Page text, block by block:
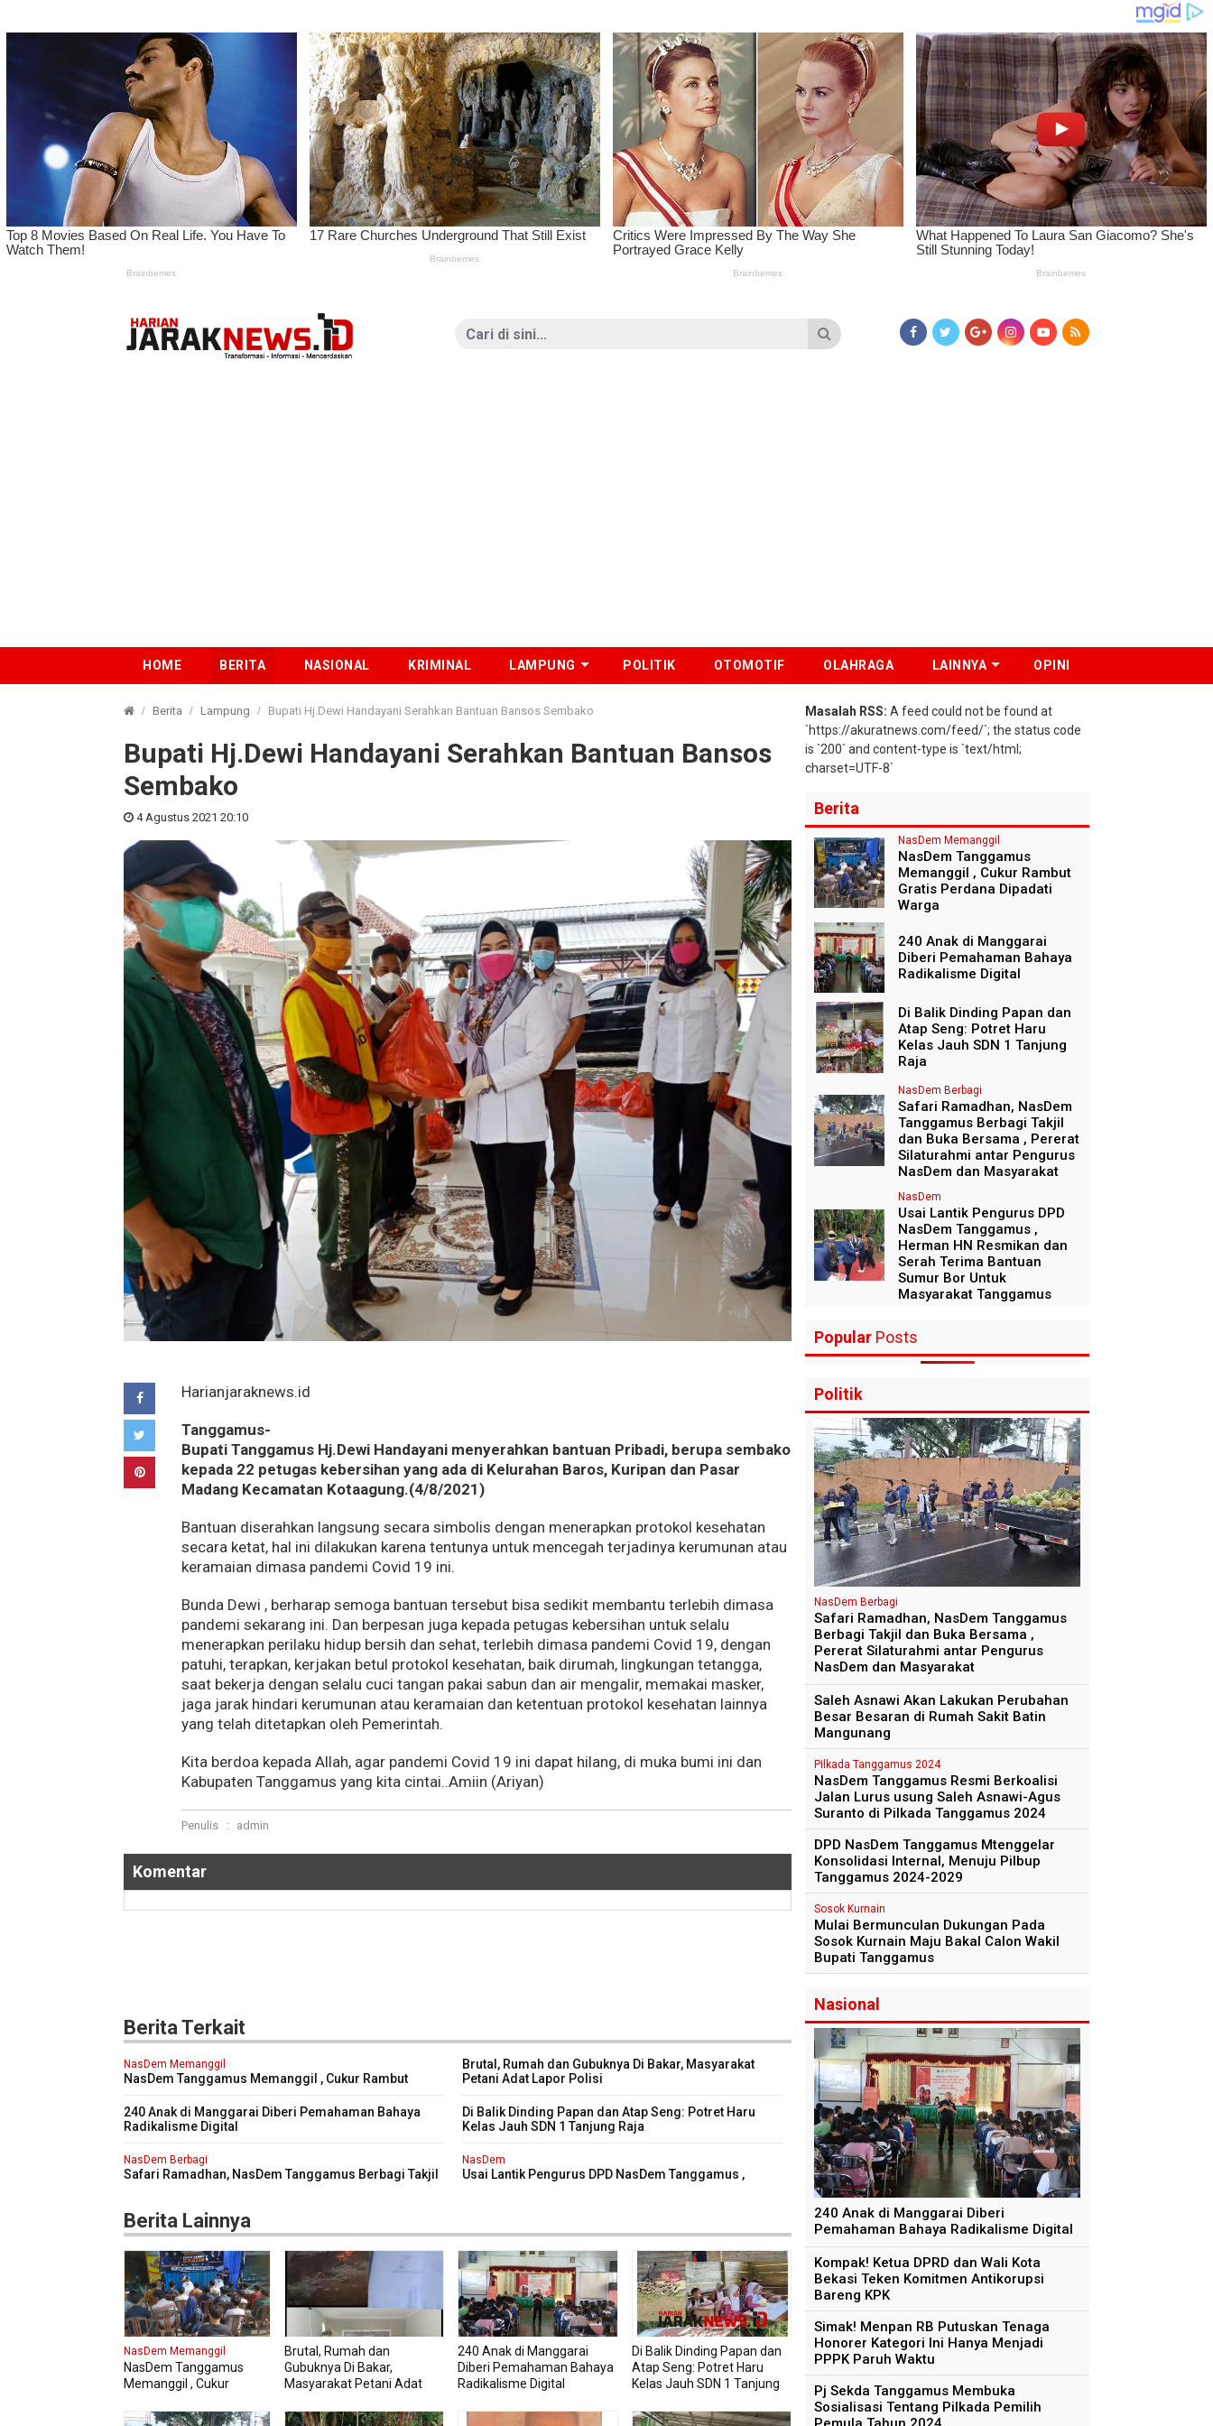
HOME BERITA NASIONAL KRIMINAL LAMPUNG POLITIK OTOMOTIF OLAHRAGA LAINNYA OPINI
Berita Lampung Bupati Hj.Dewi Handayani Serahkan Bantuan Bansos Sembako
Bupati Hj.Dewi Handayani Serahkan Bantuan Bansos
Sembako
4 Agustus 2021 20:10
Harianjaraknews.id
Tanggamus-
Bupati Tanggamus Hj.Dewi Handayani menyerahkan bantuan Pribadi, berupa sembako
kepada 22 petugas kebersihan yang ada di Kelurahan Baros, Kuripan dan Pasar
Madang Kecamatan Kotaagung.(4/8/2021)
Bantuan diserahkan langsung secara simbolis dengan menerapkan protokol kesehatan
secara ketat, hal ini dilakukan karena tentunya untuk mencegah terjadinya kerumunan atau
keramaian dimasa pandemi Covid 19 ini.
Bunda Dewi , berharap semoga bantuan tersebut bisa sedikit membantu terlebih dimasa
pandemi sekarang ini. Dan berpesan juga kepada petugas kebersihan untuk selalu
menerapkan perilaku hidup bersih dan sehat, terlebih dimasa pandemi Covid 19, dengan
patuhi, terapkan, kerjakan betul protokol kesehatan, baik dirumah, lingkungan tetangga,
saat bekerja dengan selalu cuci tangan pakai sabun dan air mengalir, memakai masker,
jaga jarak hindari kerumunan atau keramaian dan ketentuan protokol kesehatan lainnya
yang telah ditetapkan oleh Pemerintah.
Kita berdoa kepada Allah, agar pandemi Covid 19 ini dapat hilang, di muka bumi ini dan
Kabupaten Tanggamus yang kita cintai..Amiin (Ariyan)
Penulis : admin
Komentar
Berita Terkait
NasDem Memanggil
NasDem Tanggamus Memanggil , Cukur Rambut
Brutal, Rumah dan Gubuknya Di Bakar, Masyarakat
Petani Adat Lapor Polisi
240 Anak di Manggarai Diberi Pemahaman Bahaya
Radikalisme Digital
Di Balik Dinding Papan dan Atap Seng: Potret Haru
Kelas Jauh SDN 1 Tanjung Raja
NasDem Berbagi
Safari Ramadhan, NasDem Tanggamus Berbagi Takjil
NasDem
Usai Lantik Pengurus DPD NasDem Tanggamus ,
Berita Lainnya
NasDem Memanggil
NasDem Tanggamus
Memanggil , Cukur
Dipadati Warga
Brutal, Rumah dan
Gubuknya Di Bakar,
Masyarakat Petani Adat
240 Anak di Manggarai
Diberi Pemahaman Bahaya
Radikalisme Digital
Di Balik Dinding Papan dan
Atap Seng: Potret Haru
Kelas Jauh SDN 1 Tanjung
Masalah RSS: A feed could not be found at
`https://akuratnews.com/feed/`; the status code
is `200` and content-type is `text/html;
charset=UTF-8`
Berita
NasDem Memanggil
NasDem Tanggamus
Memanggil , Cukur Rambut
Gratis Perdana Dipadati
Warga
240 Anak di Manggarai
Diberi Pemahaman Bahaya
Radikalisme Digital
Di Balik Dinding Papan dan
Atap Seng: Potret Haru
Kelas Jauh SDN 1 Tanjung
Raja
NasDem Berbagi
Safari Ramadhan, NasDem
Tanggamus Berbagi Takjil
dan Buka Bersama , Pererat
Silaturahmi antar Pengurus
NasDem dan Masyarakat
NasDem
Usai Lantik Pengurus DPD
NasDem Tanggamus ,
Herman HN Resmikan dan
Serah Terima Bantuan
Sumur Bor Untuk
Masyarakat Tanggamus
Popular Posts
Politik
NasDem Berbagi
Safari Ramadhan, NasDem Tanggamus
Berbagi Takjil dan Buka Bersama ,
Pererat Silaturahmi antar Pengurus
NasDem dan Masyarakat
Saleh Asnawi Akan Lakukan Perubahan
Besar Besaran di Rumah Sakit Batin
Mangunang
Pilkada Tanggamus 2024
NasDem Tanggamus Resmi Berkoalisi
Jalan Lurus usung Saleh Asnawi-Agus
Suranto di Pilkada Tanggamus 2024
DPD NasDem Tanggamus Mtenggelar
Konsolidasi Internal, Menuju Pilbup
Tanggamus 2024-2029
Sosok Kurnain
Mulai Bermunculan Dukungan Pada
Sosok Kurnain Maju Bakal Calon Wakil
Bupati Tanggamus
Nasional
240 Anak di Manggarai Diberi
Pemahaman Bahaya Radikalisme Digital
Kompak! Ketua DPRD dan Wali Kota
Bekasi Teken Komitmen Antikorupsi
Bareng KPK
Simak! Menpan RB Putuskan Tenaga
Honorer Kategori Ini Hanya Menjadi
PPPK Paruh Waktu
Pj Sekda Tanggamus Membuka
Sosialisasi Tentang Pilkada Pemilih